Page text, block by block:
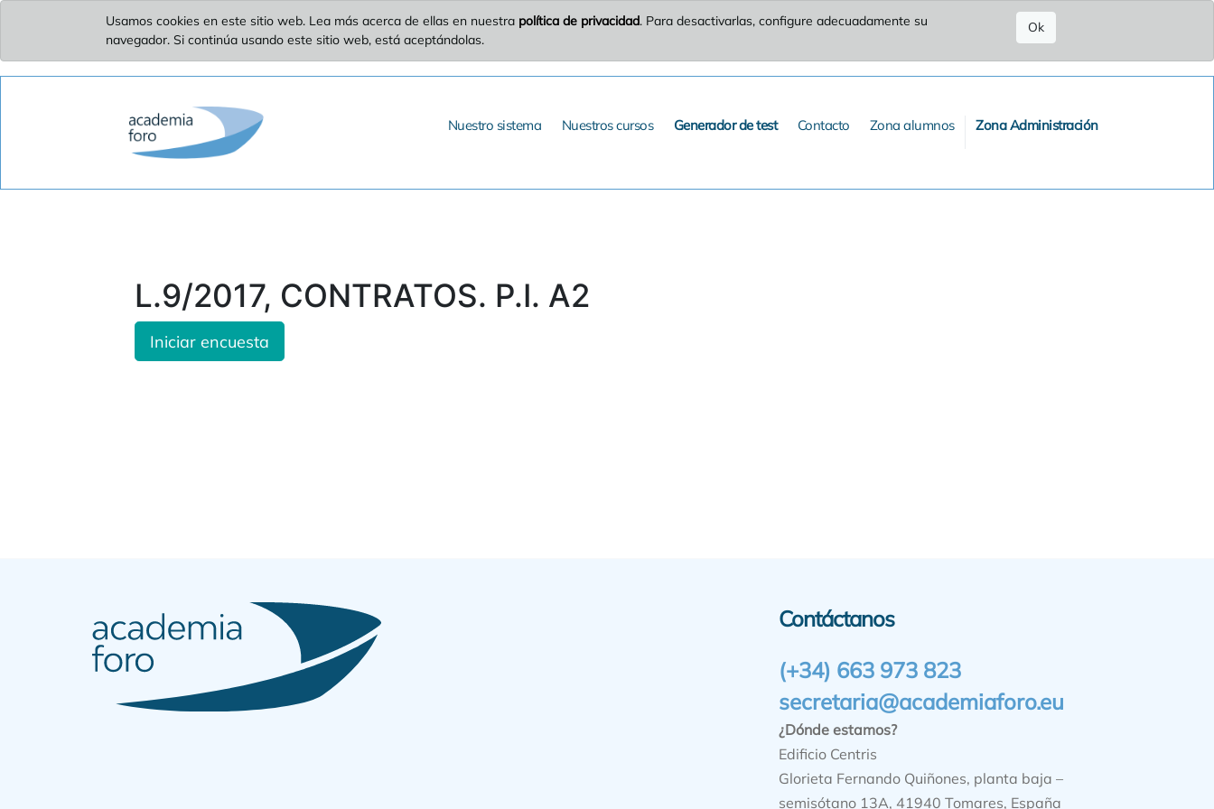
Usamos cookies en este sitio web. Lea más acerca de ellas en nuestra política de privacidad. Para desactivarlas, configure adecuadamente su
navegador. Si continúa usando este sitio web, está aceptándolas.
Ok
Nuestro sistema Nuestros cursos Generador de test Contacto Zona alumnos Zona Administración
L.9/2017, CONTRATOS. P.I. A2
Iniciar encuesta
Contáctanos
(+34) 663 973 823
secretaria@academiaforo.eu
¿Dónde estamos?
Edificio Centris
Glorieta Fernando Quiñones, planta baja –
semisótano 13A, 41940 Tomares, España